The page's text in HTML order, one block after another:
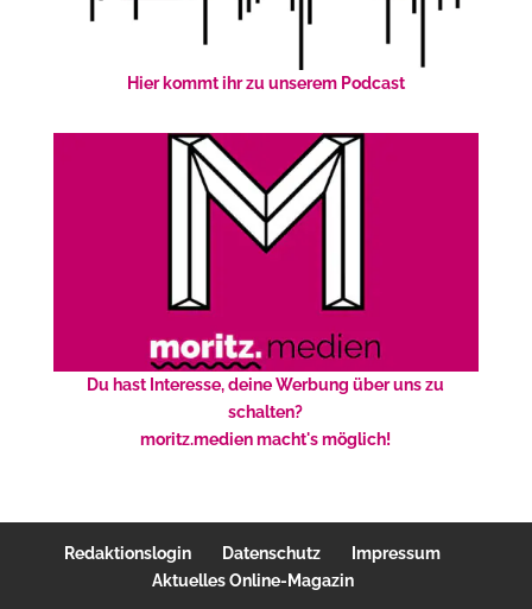
Hier kommt ihr zu unserem Podcast
Du hast Interesse, deine Werbung über uns zu
schalten?
moritz.medien macht's möglich!
Redaktionslogin Datenschutz
Impressum
Aktuelles Online-Magazin